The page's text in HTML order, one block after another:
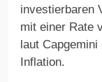
investierbaren
mit einer Rate
laut
Inflation.